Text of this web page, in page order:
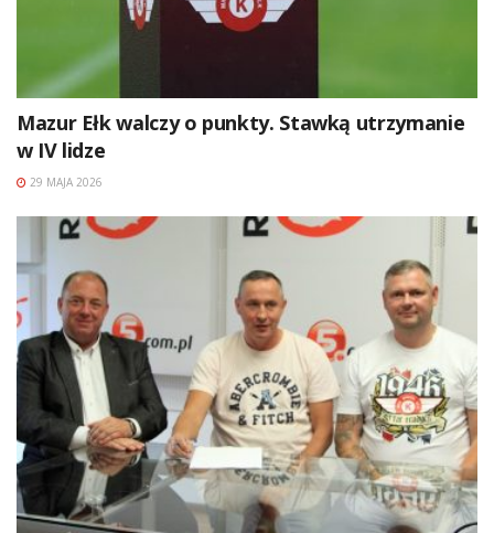
Mazur Ełk walczy o punkty. Stawką utrzymanie
w IV lidze
29 MAJA 2026